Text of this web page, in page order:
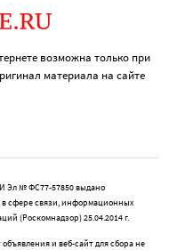
возможна только при
материала на сайте
Эл № ФС77-57850 выдано
сфере связи, информационных
(Роскомнадзор) 25.04.2014 г.
и веб-сайт для сбора не